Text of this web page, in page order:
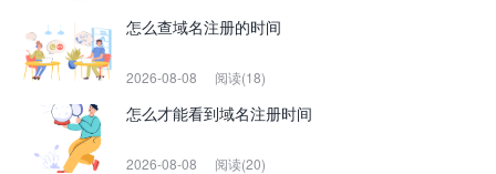
怎么查域名注册的时间
2026-08-08 阅读(18)
怎么才能看到域名注册时间
2026-08-08 阅读(20)